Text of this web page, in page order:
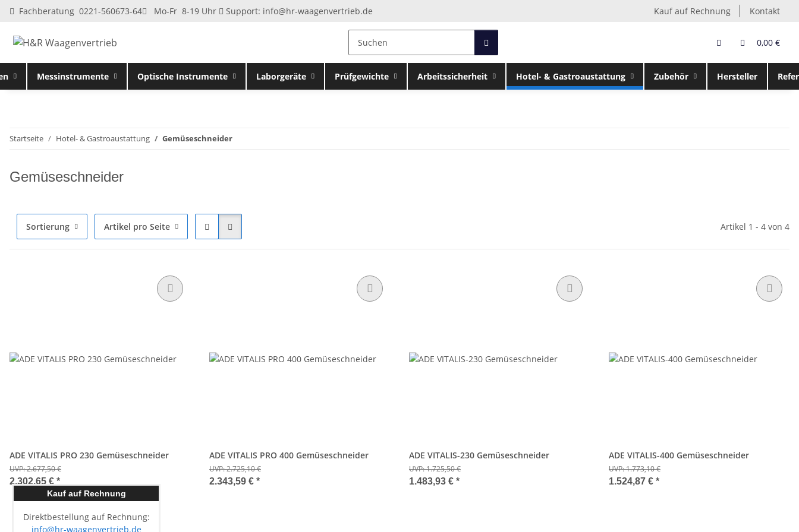
Kauf auf Rechnung Kontakt
Fachberatung 0221-560673-64 Mo-Fr 8-19 Uhr Support: info@hr-waagenvertrieb.de
0,00 €
Messinstrumente Optische Instrumente Laborgeräte Prüfgewichte Arbeitssicherheit Hotel- & Gastroaustattung Zubehör Hersteller
Kauf auf Rechnung
Direktbestellung auf Rechnung:
info@hr-waagenvertrieb.de
Startseite Hotel- & Gastroaustattung Gemüseschneider
Gemüseschneider
Sortierung Artikel pro Seite Artikel 1 - 4 von 4
ADE VITALIS PRO 230 Gemüseschneider
UVP:2.677,50 €
2.302,65 € *
ADE VITALIS PRO 400 Gemüseschneider
UVP:2.725,10 €
2.343,59 € *
ADE VITALIS-230 Gemüseschneider
UVP:1.725,50 €
1.483,93 € *
ADE VITALIS-400 Gemüseschneider
UVP:1.773,10 €
1.524,87 € *